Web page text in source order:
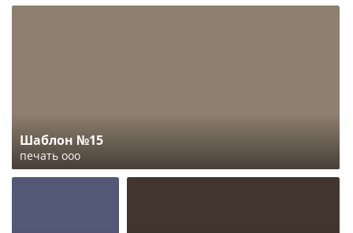
Шаблон №15
печать ооо